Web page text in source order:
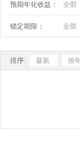
预期年化收益： 全部
锁定期限： 全部
排序: 最新 按